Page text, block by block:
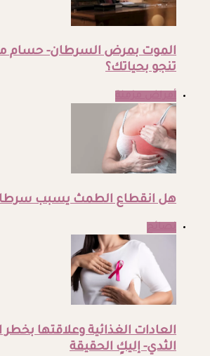
الموت بمرض السرطان- حسام
تنجو بحياتك؟
هل انقطاع الطمث يسبب
العادات الغذائية وعلاقتها
الثدي- إليكٍ الحقيقة